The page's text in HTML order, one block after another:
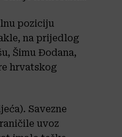
poziciju
na prijedlog
Šimu Đodana,
hrvatskog
Savezne
uvoz